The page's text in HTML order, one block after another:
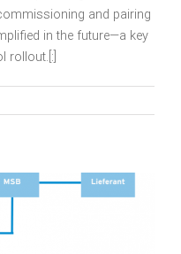
and pairing
in the future—a key
rollout.[:]